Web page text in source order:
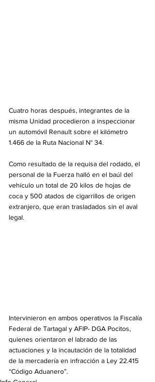
Cuatro horas después, integrantes de la
misma Unidad procedieron a inspeccionar
un automóvil Renault sobre el kilómetro
1.466 de la Ruta Nacional N° 34.
Como resultado de la requisa del rodado, el
personal de la Fuerza halló en el baúl del
vehículo un total de 20 kilos de hojas de
coca y 500 atados de cigarrillos de origen
extranjero, que eran trasladados sin el aval
legal.
Intervinieron en ambos operativos la Fiscalía
Federal de Tartagal y AFIP- DGA Pocitos,
quienes orientaron el labrado de las
actuaciones y la incautación de la totalidad
de la mercadería en infracción a Ley 22.415
“Código Aduanero”.